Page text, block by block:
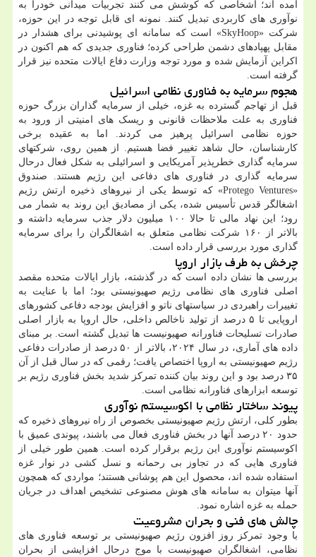
آمده اند؛ اشخاصی که کوشش می کنند تجربیات میدانی خودرا به
نوآوری های کاربردی تبدیل کنند. نمونه ای قابل توجه در این حوزه،
شرکت «SkyHoop» است که سامانه ای پوشیدنی برای هشدار در
مقابل پهپادهای دشمن طراحی کرده؛ فناوری جدیدی که هم اکنون در
اکراین آزمایش شده و مورد توجه وزارت دفاع ایالات متحده نیز قرار
گرفته است.
هجوم سرمایه به فناوری نظامی اسرائیل
قبل از تهاجم گسترده به غزه، خیلی از سرمایه گذاران بزرگ حوزه
فناوری به علت ملاحظات قانونی و ریسک های امنیتی از ورود به
حوزه نظامی اسرائیل پرهیز می کردند. اما به عقیده برخی
کارشناسان، حال شاهد تغییر فضا هستیم. از همین روی، شرکتهای
سرمایه گذاری خطرپذیر آمریکایی و اسرائیلی به شکل فعال درحال
سرمایه گذاری در فناوری های دفاعی این رژیم هستند. صندوق
«Protego Ventures» که توسط یکی از نیروهای ذخیره ارتش رژیم
اشغالگر قدس تأسیس شده، یکی از مصادیق این روند به شمار می
رود؛ این نهاد مالی تا حالا ۱۰۰ میلیون دلار جذب سرمایه داشته و
بالاتر از ۱۶۰ شرکت نظامی متعلق به اشغالگران را برای سرمایه
گذاری مورد بررسی قرار داده است.
چرخش به طرف بازار اروپا
بررسی ها نشان داده است که در گذشته، بازار ایالات متحده مقصد
اصلی فناوری های نظامی رژیم صهیونیستی بود؛ اما با عنایت به
تغییرات راهبردی در سیاستهای ناتو و افزایش بودجه دفاعی کشورهای
اروپایی تا ۵ درصد از تولید ناخالص داخلی، حال اروپا به بازار اصلی
صادرات تسلیحات فناورانه صهیونیست ها تبدیل گشته است. بر مبنای
داده های آماری، در سال ۲۰۲۴، بالاتر از ۵۰ درصد از صادرات دفاعی
رژیم صهیونیستی به اروپا اختصاص یافت؛ رقمی که در سال قبل از آن
۳۵ درصد بود و این روند بیان کننده تمرکز شدید بخش فناوری رژیم بر
توسعه ابزارهای فناورانه نظامی است.
پیوند ساختار نظامی با اکوسیستم نوآوری
بطور کلی، ارتش رژیم صهیونیستی بخصوص از راه نیروهای ذخیره که
حدود ۲۰ درصد آنها در بخش فناوری فعال می باشند، پیوندی عمیق با
اکوسیستم نوآوری این رژیم برقرار کرده است. همین طور خیلی از
فناوری هایی که در تجاوز بی رحمانه و نسل کشی در نوار غزه
استفاده شده اند، محصول این هم پوشانی هستند؛ مواردی که همچون
آنها میتوان به سامانه های هوش مصنوعی تشخیص اهداف در جریان
حمله به غزه اشاره نمود.
چالش های فنی و بحران مشروعیت
با وجود تمرکز روز افزون رژیم صهیونیستی بر توسعه فناوری های
نظامی، اشغالگران صهیونیست با موج درحال افزایشی از بحران